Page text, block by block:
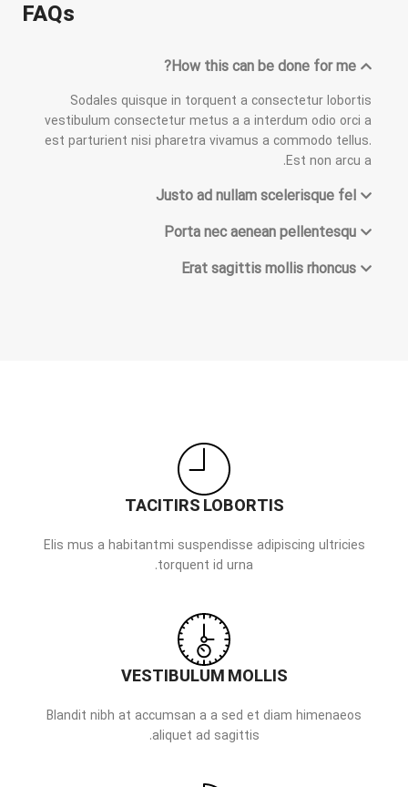
FAQs
How this can be done for me?
Sodales quisque in torquent a consectetur lobortis
vestibulum consectetur metus a a interdum odio orci a
est parturient nisi pharetra vivamus a commodo tellus.
Est non arcu a.
Justo ad nullam scelerisque fel
Porta nec aenean pellentesqu
Erat sagittis mollis rhoncus
TACITIRS LOBORTIS
Elis mus a habitant mi suspendisse adipiscing ultricies
torquent id urna.
VESTIBULUM MOLLIS
Blandit nibh at accumsan a a sed et diam himenaeos
aliquet ad sagittis.